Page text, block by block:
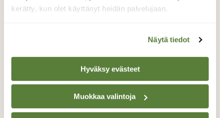
kerätty, kun olet käyttänyt heidän palvelujaan.
Näytä tiedot
Hyväksy evästeet
Muokkaa valintoja
Henkeäsalpaava
Konttainen